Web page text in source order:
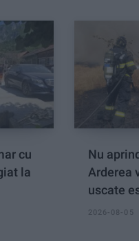
cu
la
Nu
Arderea
uscate
2026-08-05